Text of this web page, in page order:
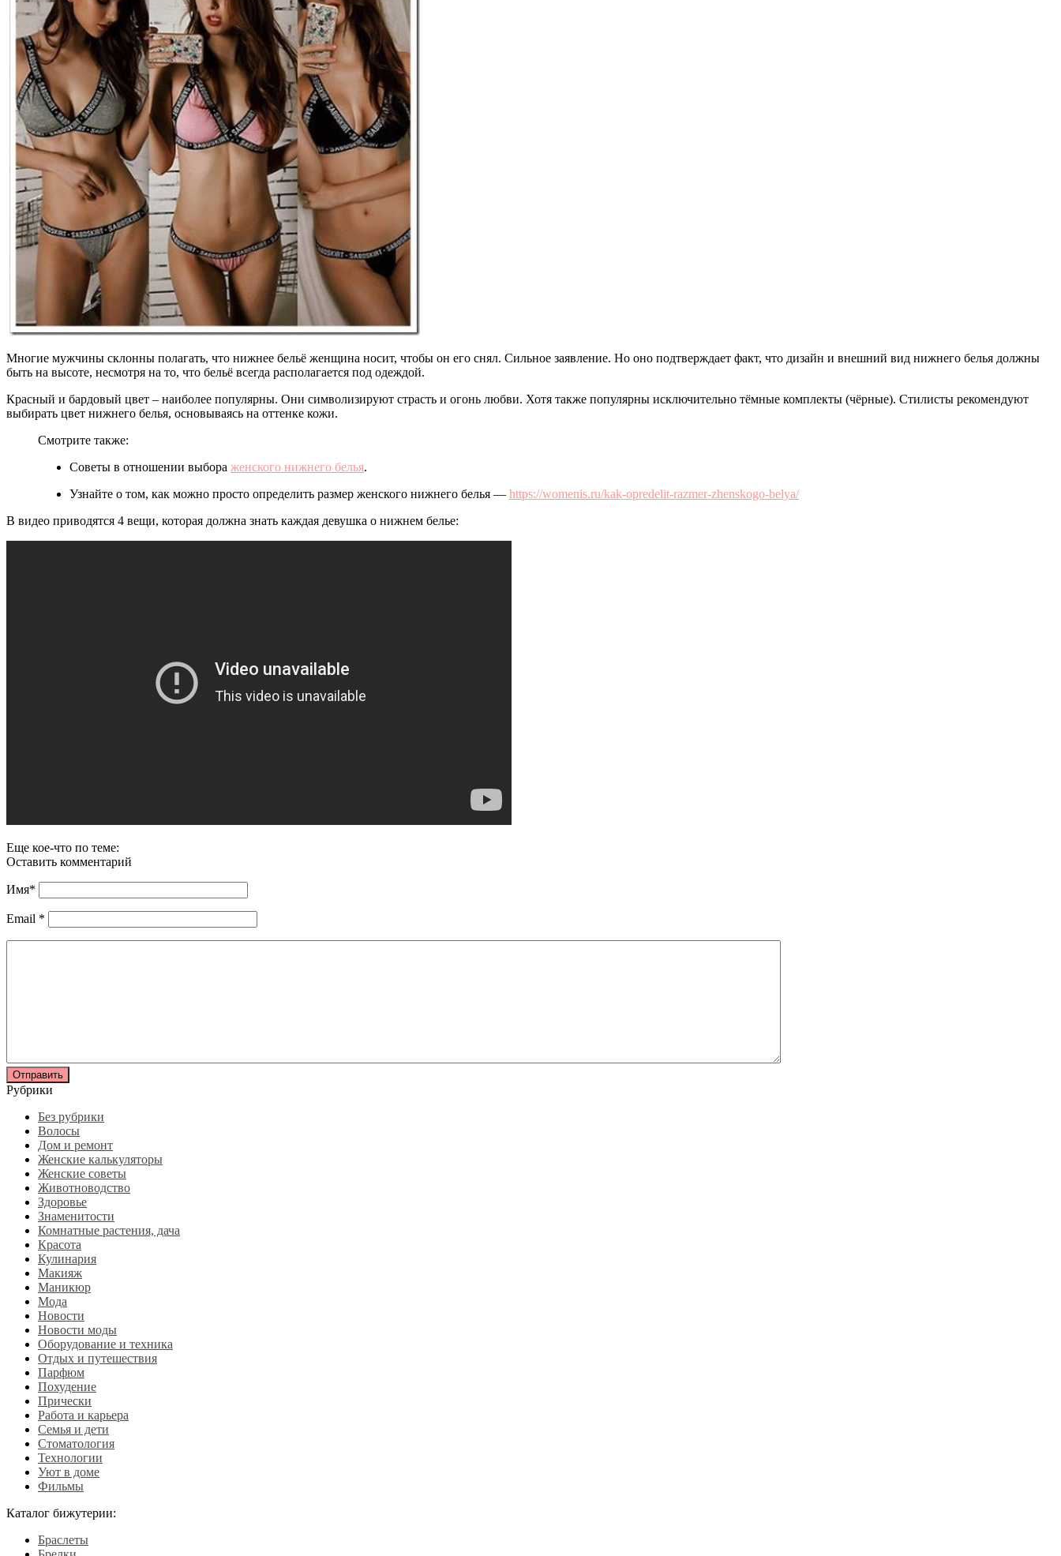
Многие мужчины склонны полагать, что нижнее бельё женщина носит, чтобы он его снял. Сильное заявление. Но оно подтверждает факт, что дизайн и внешний вид нижнего белья должны
быть на высоте, несмотря на то, что бельё всегда располагается под одеждой.
Красный и бардовый цвет – наиболее популярны. Они символизируют страсть и огонь любви. Хотя также популярны исключительно тёмные комплекты (чёрные). Стилисты рекомендуют
выбирать цвет нижнего белья, основываясь на оттенке кожи.
Смотрите также:
Советы в отношении выбора женского нижнего белья.
Узнайте о том, как можно просто определить размер женского нижнего белья — https://womenis.ru/kak-opredelit-razmer-zhenskogo-belya/
В видео приводятся 4 вещи, которая должна знать каждая девушка о нижнем белье:
Еще кое-что по теме:
Оставить комментарий
Имя*
Email *
Рубрики
Без рубрики
Волосы
Дом и ремонт
Женские калькуляторы
Женские советы
Животноводство
Здоровье
Знаменитости
Комнатные растения, дача
Красота
Кулинария
Макияж
Маникюр
Мода
Новости
Новости моды
Оборудование и техника
Отдых и путешествия
Парфюм
Похудение
Прически
Работа и карьера
Семья и дети
Стоматология
Технологии
Уют в доме
Фильмы
Каталог бижутерии:
Браслеты